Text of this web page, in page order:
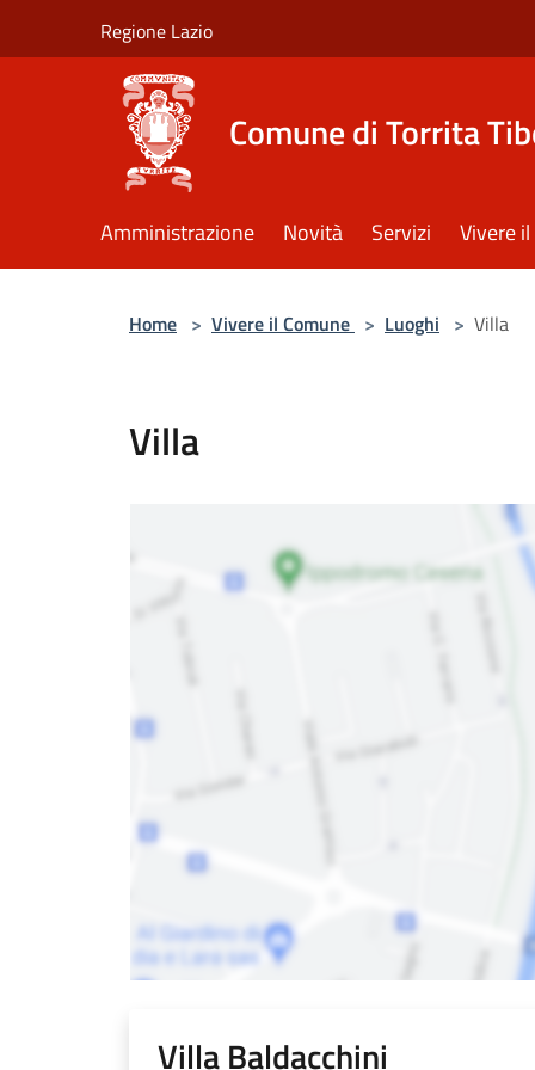
Regione Lazio
Comune di Torrita
Amministrazione Novità Servizi Vivere
Home > Vivere il Comune > Luoghi > Villa
Villa
Villa Baldacchini